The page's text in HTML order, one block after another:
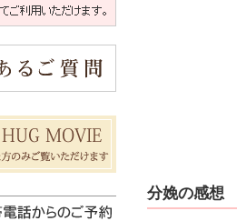
分娩の感想